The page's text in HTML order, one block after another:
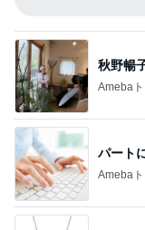
秋野暢
Ameba
パート
Ameba